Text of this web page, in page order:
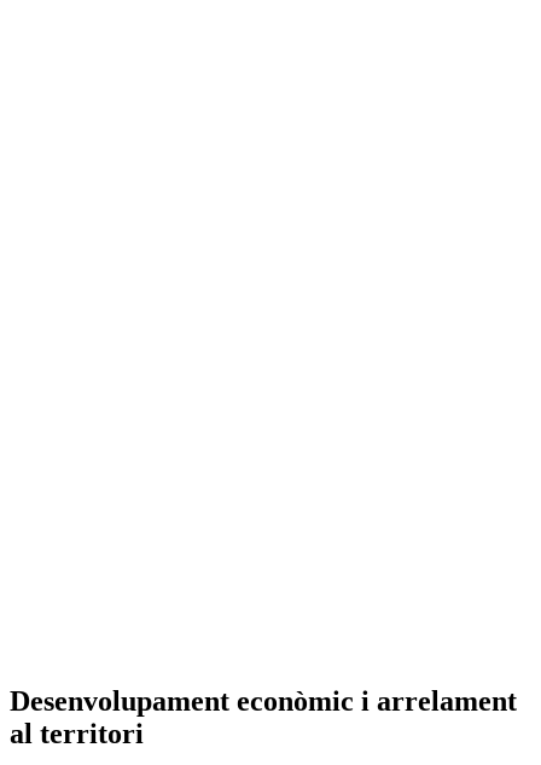
Desenvolupament econòmic i arrelament
al territori